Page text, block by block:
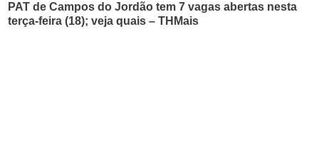
PAT de Campos do Jordão tem 7 vagas abertas nesta
terça-feira (18); veja quais – THMais